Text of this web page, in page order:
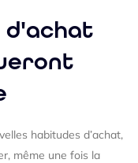
d'achat
habitudes d’achat,
même une fois la